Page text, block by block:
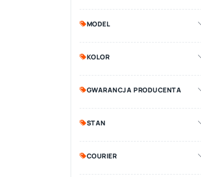
MODEL
KOLOR
GWARANCJA PRODUCENTA
STAN
COURIER